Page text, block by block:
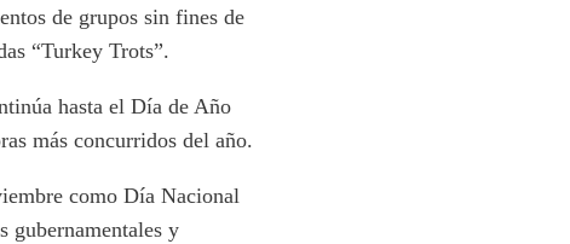
de grupos sin fines de
“Turkey Trots”.
hasta el Día de Año
más concurridos del año.
como Día Nacional
gubernamentales y